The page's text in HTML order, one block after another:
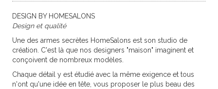
DESIGN BY HOMESALONS
Design et qualité
Une des armes secrètes HomeSalons est son studio de
création. C'est là que nos designers "maison" imaginent et
conçoivent de nombreux modèles.
Chaque détail y est étudié avec la même exigence et tous
n'ont qu'une idée en tête, vous proposer le plus beau des